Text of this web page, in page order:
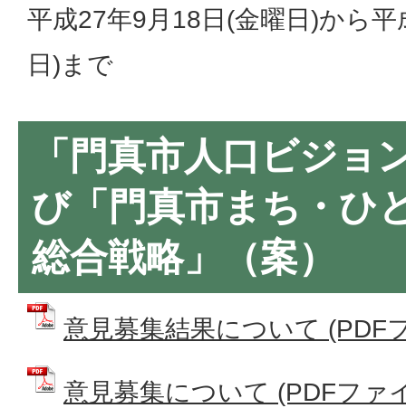
平成27年9月18日(金曜日)から
日)まで
「門真市人口ビジョ
び「門真市まち・ひ
総合戦略」（案）
意見募集結果について (PDF
意見募集について (PDFファ